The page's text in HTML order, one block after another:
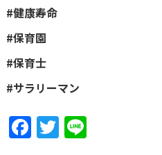
#健康寿命
#保育園
#保育士
#サラリーマン
F T Li